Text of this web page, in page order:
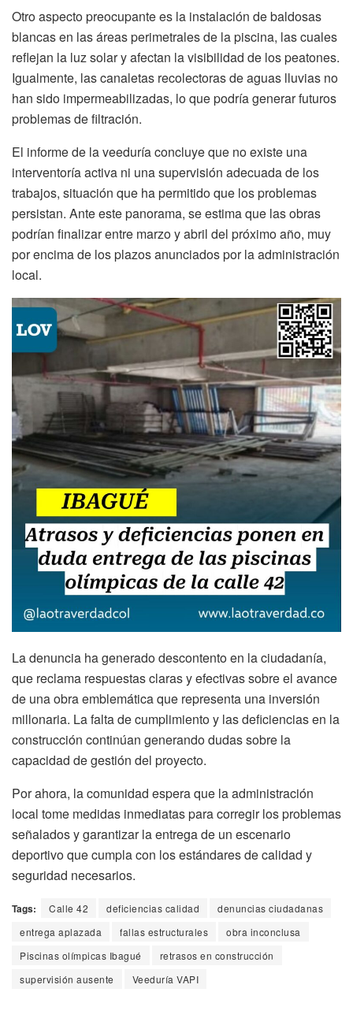
Otro aspecto preocupante es la instalación de baldosas
blancas en las áreas perimetrales de la piscina, las cuales
reflejan la luz solar y afectan la visibilidad de los peatones.
Igualmente, las canaletas recolectoras de aguas lluvias no
han sido impermeabilizadas, lo que podría generar futuros
problemas de filtración.
El informe de la veeduría concluye que no existe una
interventoría activa ni una supervisión adecuada de los
trabajos, situación que ha permitido que los problemas
persistan. Ante este panorama, se estima que las obras
podrían finalizar entre marzo y abril del próximo año, muy
por encima de los plazos anunciados por la administración
local.
La denuncia ha generado descontento en la ciudadanía,
que reclama respuestas claras y efectivas sobre el avance
de una obra emblemática que representa una inversión
millonaria. La falta de cumplimiento y las deficiencias en la
construcción continúan generando dudas sobre la
capacidad de gestión del proyecto.
Por ahora, la comunidad espera que la administración
local tome medidas inmediatas para corregir los problemas
señalados y garantizar la entrega de un escenario
deportivo que cumpla con los estándares de calidad y
seguridad necesarios.
Tags: Calle 42 deficiencias calidad
denuncias ciudadanas
entrega aplazada
fallas estructurales
obra inconclusa
Piscinas olímpicas Ibagué
retrasos en construcción
supervisión ausente
Veeduría VAPI